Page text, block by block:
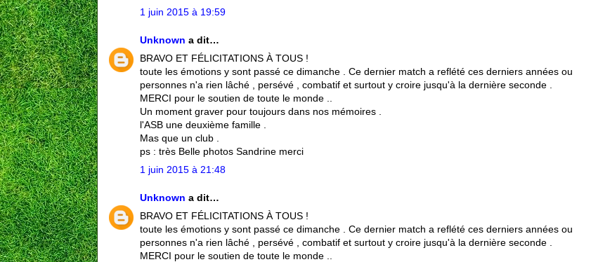
1 juin 2015 à 19:59
Unknown a dit…
BRAVO ET FÉLICITATIONS À TOUS !
toute les émotions y sont passé ce dimanche . Ce dernier match a reflété ces derniers années ou
personnes n'a rien lâché , persévé , combatif et surtout y croire jusqu'à la dernière seconde .
MERCI pour le soutien de toute le monde ..
Un moment graver pour toujours dans nos mémoires .
l'ASB une deuxième famille .
Mas que un club .
ps : très Belle photos Sandrine merci
1 juin 2015 à 21:48
Unknown a dit…
BRAVO ET FÉLICITATIONS À TOUS !
toute les émotions y sont passé ce dimanche . Ce dernier match a reflété ces derniers années ou
personnes n'a rien lâché , persévé , combatif et surtout y croire jusqu'à la dernière seconde .
MERCI pour le soutien de toute le monde ..